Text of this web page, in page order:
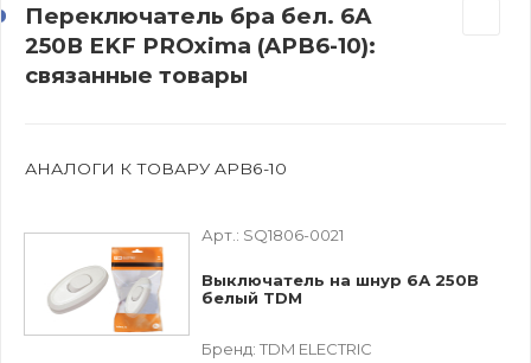
Переключатель бра бел. 6А
250В EKF PROxima (APB6-10):
связанные товары
АНАЛОГИ К ТОВАРУ APB6-10
Арт.: SQ1806-0021
Выключатель на шнур 6А 250В
белый TDM
Бренд: TDM ЕLECTRIC